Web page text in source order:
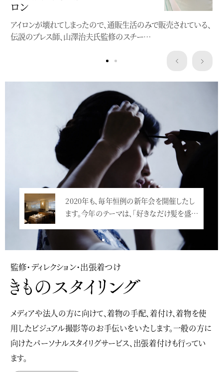
ロン
アイロンが壊れてしまったので、通販生活のみで販売されている、
伝説のプレス師、山澤治夫氏監修のスチー…
近年の清潔ブーム、半端なものではありません。消臭剤や消臭ス
プレー、抗菌〜etc.がそこかしこで売られ、…
Service
監修・ディレクション・出張着つけ
メディアや法人の方に向けて、着物の手配、着付け、着物を使
用したビジュアル撮影等のお手伝いをいたします。一般の方に
向けたパーソナルスタイリグサービス、出張着付けも行ってい
ます。
2020年も、毎年恒例の新年会を開催したし
ます。今年のテーマは、「好きなだけ髪を盛…